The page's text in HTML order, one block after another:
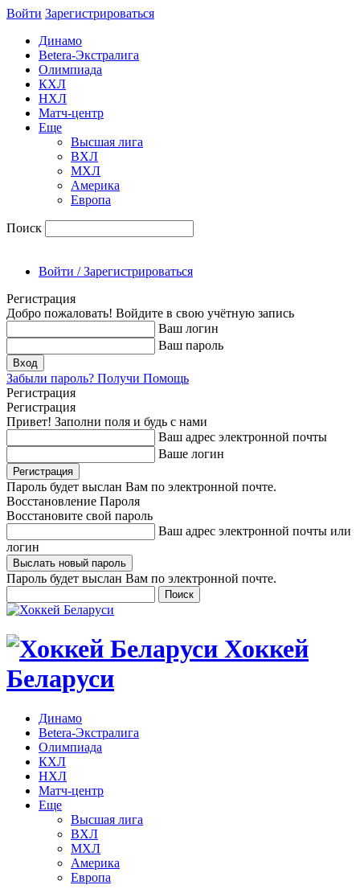
Войти Зарегиcтрироваться
Динамо
Betera-Экстралига
Олимпиада
КХЛ
НХЛ
Матч-центр
Еще
Высшая лига
ВХЛ
МХЛ
Америка
Европа
Поиск
Войти / Зарегистрироваться
Регистрация
Добро пожаловать! Войдите в свою учётную запись
Ваш логин
Ваш пароль
Забыли пароль? Получи Помощь
Регистрация
Регистрация
Привет! Заполни поля и будь с нами
Ваш адрес электронной почты
Ваше логин
Пароль будет выслан Вам по электронной почте.
Восстановление Пароля
Восстановите свой пароль
Ваш адрес электронной почты или
логин
Пароль будет выслан Вам по электронной почте.
Хоккей
Беларуси
Динамо
Betera-Экстралига
Олимпиада
КХЛ
НХЛ
Матч-центр
Еще
Высшая лига
ВХЛ
МХЛ
Америка
Европа